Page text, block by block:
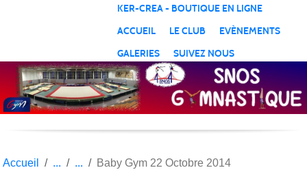
KER-CREA - BOUTIQUE EN LIGNE
ACCUEIL
LE CLUB
EVÈNEMENTS
GALERIES
SUIVEZ NOUS
Accueil Baby Gym 22 Octobre 2014
Panneau de gestion des cookies